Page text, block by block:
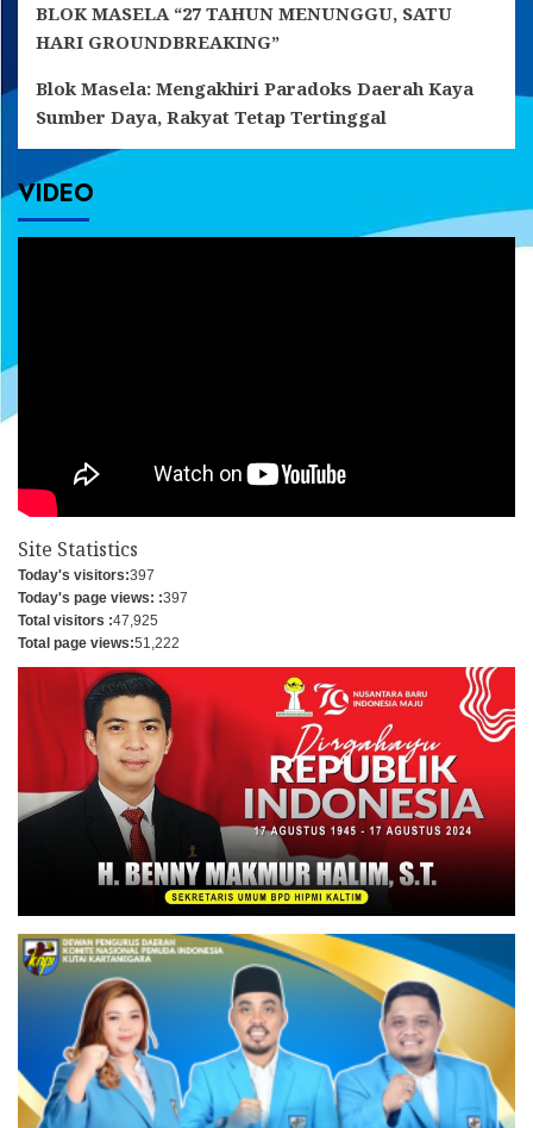
BLOK MASELA “27 TAHUN MENUNGGU, SATU
HARI GROUNDBREAKING”
Blok Masela: Mengakhiri Paradoks Daerah Kaya
Sumber Daya, Rakyat Tetap Tertinggal
VIDEO
Site Statistics
Today's visitors:397
Today's page views: :397
Total visitors :47,925
Total page views:51,222